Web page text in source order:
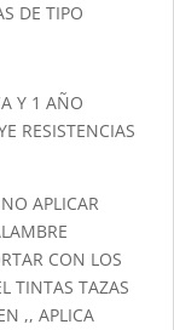
DE TIPO
Y 1 AÑO
RESISTENCIAS
APLICAR
CON LOS
TINTAS TAZAS
,, APLICA